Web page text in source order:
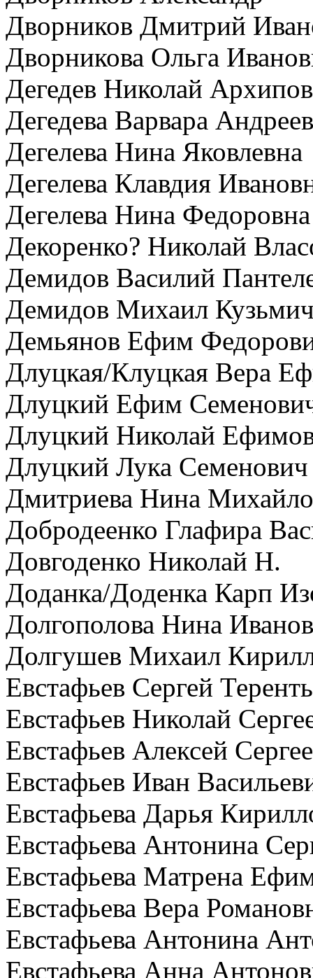
Дворников Дмитрий
Дворникова Ольга
Дегедев Николай
Дегедева Варвара
Дегелева Нина Яковлевна
Дегелева Клавдия
Дегелева Нина Федоровна
Декоренко? Николай
Демидов Василий
Демидов Михаил
Демьянов Ефим
Длуцкая/Клуцкая Вера
Длуцкий Ефим
Длуцкий Николай
Длуцкий Лука Семенович
Дмитриева Нина
Добродеенко Глафира
Довгоденко Николай Н.
Доданка/Доденка Карп
Долгополова Нина
Долгушев Михаил
Евстафьев Сергей
Евстафьев Николай
Евстафьев Алексей
Евстафьев Иван
Евстафьева Дарья
Евстафьева Антонина
Евстафьева Матрена
Евстафьева Вера
Евстафьева Антонина
Евстафьева Анна